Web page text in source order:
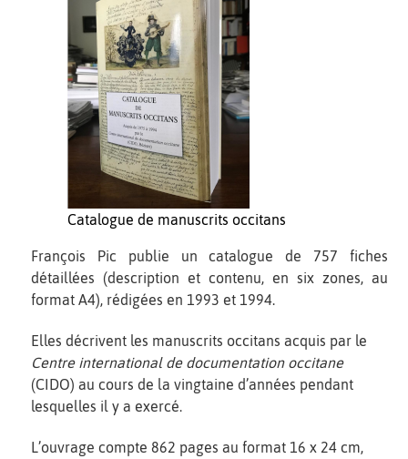
Catalogue de manuscrits occitans
François Pic publie un catalogue de 757 fiches
détaillées (description et contenu, en six zones, au
format A4), rédigées en 1993 et 1994.
Elles décrivent les manuscrits occitans acquis par le
Centre international de documentation occitane
(CIDO) au cours de la vingtaine d’années pendant
lesquelles il y a exercé.
L’ouvrage compte 862 pages au format 16 x 24 cm,